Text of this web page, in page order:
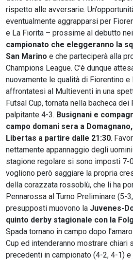
rispetto alle avversarie.
eventualmente aggrapparsi per
e La Fiorita – prossime al debutto nei
campionato che eleggeranno la
San Marino e che parteciperà alla
Champions League. C'è dunque
nuovamente le qualità di Fiorentino
affrontatesi al Multieventi in una
Futsal Cup, tornata nella bacheca
palpitante 4-3. Busignani e
campo domani sera a
Libertas a partire dalle 21:30.
nettamente appannaggio degli
stagione regolare si sono imposti 7-
vogliono però saggiare la propria
della corazzata rossoblù, che li ha
Pennarossa al Turno Preliminare (5-
presupposti muovono la Juvenes-
quinto derby stagionale con la
Spada tornano in campo dopo
Cup ed intenderanno mostrare chiari
precedenti in campionato (4-2, 4-1)